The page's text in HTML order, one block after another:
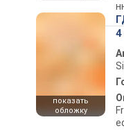
показать
обложку
4